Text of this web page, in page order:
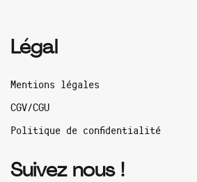
Légal
Mentions légales
CGV/CGU
Politique de confidentialité
Suivez nous !